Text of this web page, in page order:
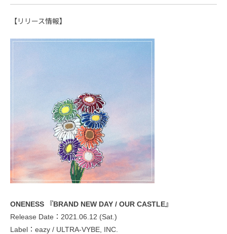
【リリース情報】
ONENESS 『BRAND NEW DAY / OUR CASTLE』
Release Date：‪2021.06.12 (Sat.)
Label：eazy / ULTRA-VYBE, INC.